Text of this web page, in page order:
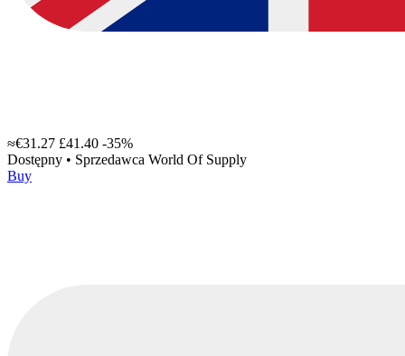
≈€31.27 £41.40 -35%
Dostępny • Sprzedawca World Of Supply
Buy